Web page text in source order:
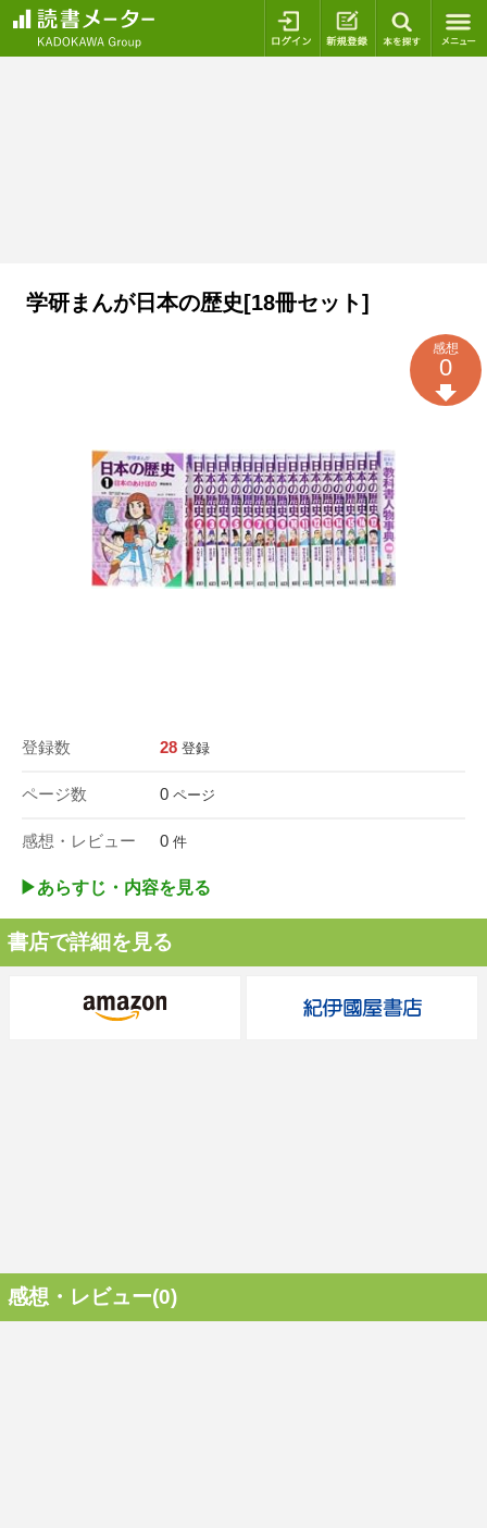
ログイン 新規登録
学研まんが日本の歴史[18冊セット]
登録数 28 登録
ページ数 0 ページ
感想・レビュー 0 件
感想
0
▶︎あらすじ・内容を見る
書店で詳細を見る
感想・レビュー(0)